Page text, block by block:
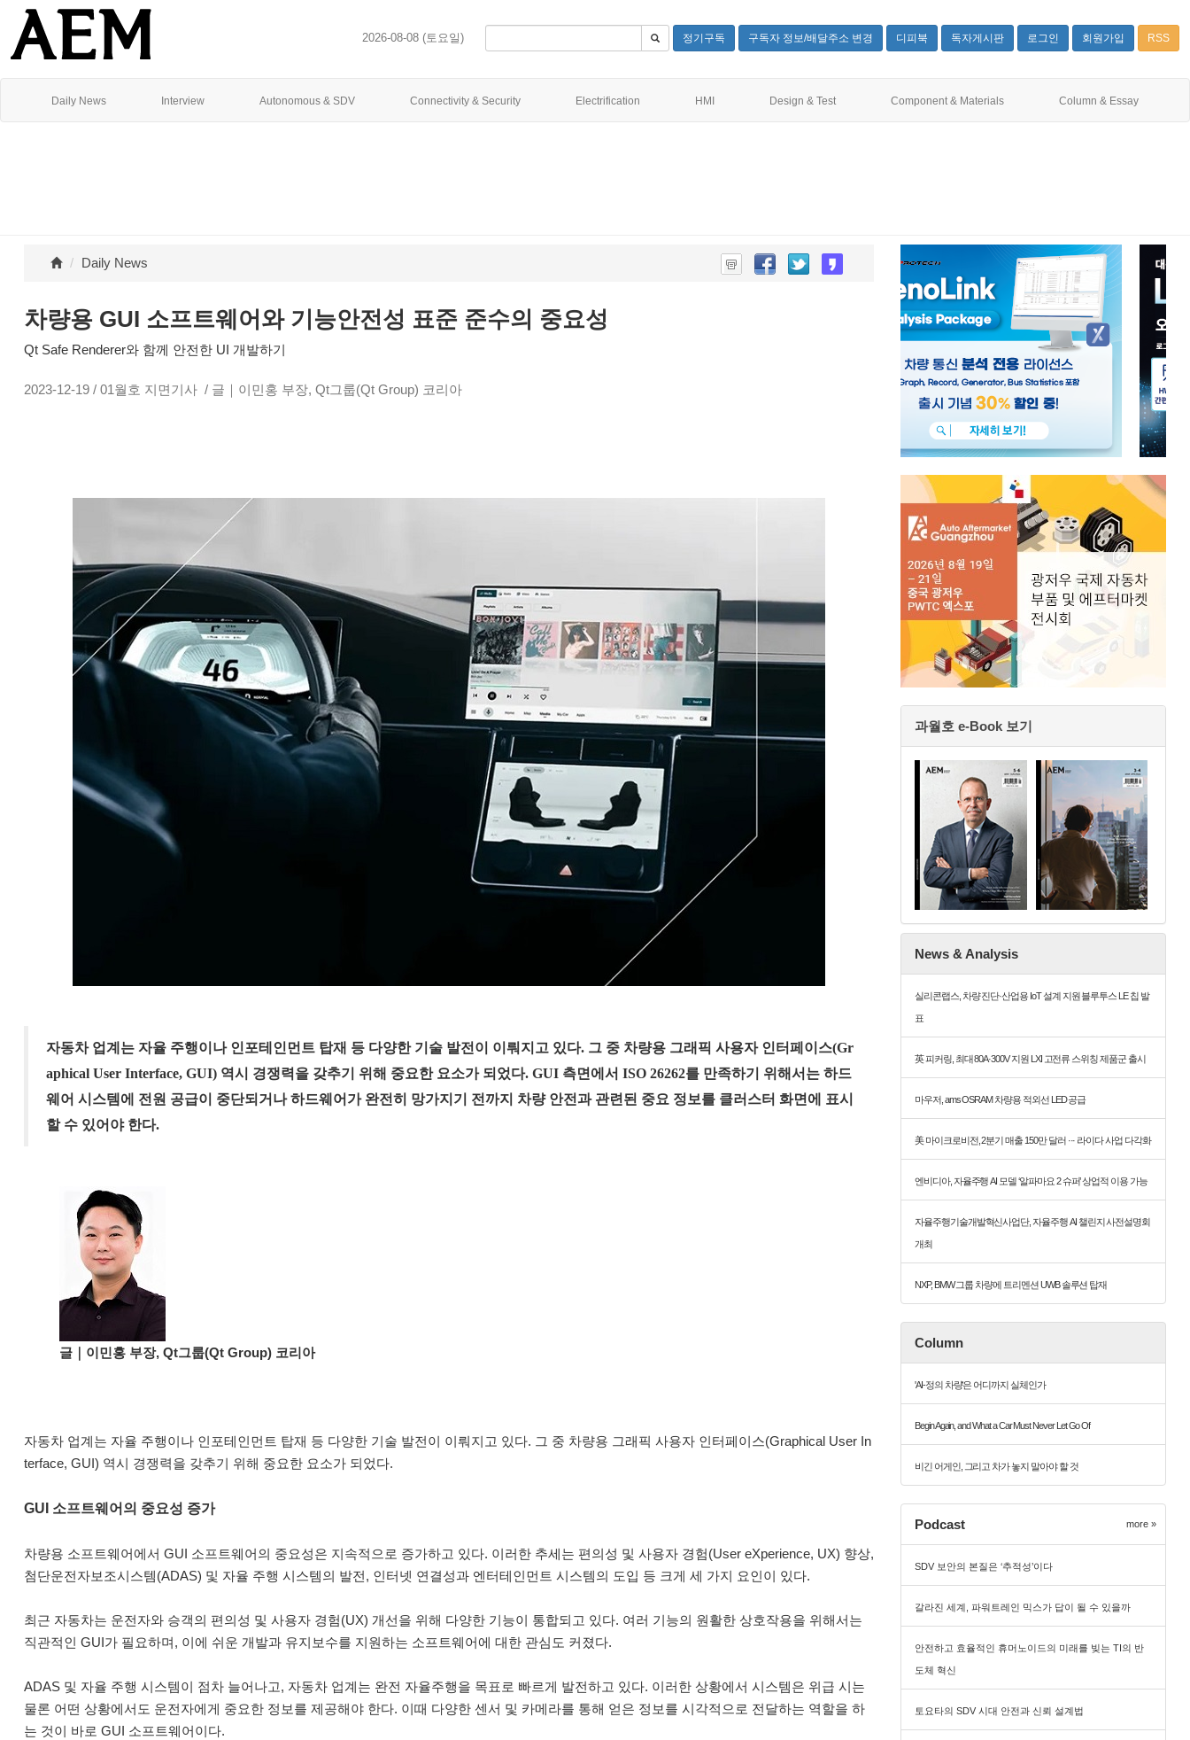
2026-08-08 (토요일) 정기구독 구독자 정보/배달주소 변경 디피북 독자게시판 로그인 회원가입 RSS
Daily News Interview Autonomous & SDV Connectivity & Security Electrification HMI Design & Test Component & Materials Column & Essay
Daily News
차량용 GUI 소프트웨어와 기능안전성 표준 준수의 중요성
Qt Safe Renderer와 함께 안전한 UI 개발하기
2023-12-19 / 01월호 지면기사 / 글｜이민홍 부장, Qt그룹(Qt Group) 코리아
자동차 업계는 자율 주행이나 인포테인먼트 탑재 등 다양한 기술 발전이 이뤄지고 있다. 그 중 차량용 그래픽 사용자 인터페이스(Gr
aphical User Interface, GUI) 역시 경쟁력을 갖추기 위해 중요한 요소가 되었다. GUI 측면에서 ISO 26262를 만족하기 위해서는 하드
웨어 시스템에 전원 공급이 중단되거나 하드웨어가 완전히 망가지기 전까지 차량 안전과 관련된 중요 정보를 클러스터 화면에 표시
할 수 있어야 한다.
글｜이민홍 부장, Qt그룹(Qt Group) 코리아
자동차 업계는 자율 주행이나 인포테인먼트 탑재 등 다양한 기술 발전이 이뤄지고 있다. 그 중 차량용 그래픽 사용자 인터페이스(Graphical User In
terface, GUI) 역시 경쟁력을 갖추기 위해 중요한 요소가 되었다.
GUI 소프트웨어의 중요성 증가
차량용 소프트웨어에서 GUI 소프트웨어의 중요성은 지속적으로 증가하고 있다. 이러한 추세는 편의성 및 사용자 경험(User eXperience, UX) 향상,
첨단운전자보조시스템(ADAS) 및 자율 주행 시스템의 발전, 인터넷 연결성과 엔터테인먼트 시스템의 도입 등 크게 세 가지 요인이 있다.
최근 자동차는 운전자와 승객의 편의성 및 사용자 경험(UX) 개선을 위해 다양한 기능이 통합되고 있다. 여러 기능의 원활한 상호작용을 위해서는
직관적인 GUI가 필요하며, 이에 쉬운 개발과 유지보수를 지원하는 소프트웨어에 대한 관심도 커졌다.
ADAS 및 자율 주행 시스템이 점차 늘어나고, 자동차 업계는 완전 자율주행을 목표로 빠르게 발전하고 있다. 이러한 상황에서 시스템은 위급 시는
물론 어떤 상황에서도 운전자에게 중요한 정보를 제공해야 한다. 이때 다양한 센서 및 카메라를 통해 얻은 정보를 시각적으로 전달하는 역할을 하
는 것이 바로 GUI 소프트웨어이다.
과월호 e-Book 보기
News & Analysis
실리콘랩스, 차량 진단·산업용 IoT 설계 지원 블루투스 LE 칩 발
표
英 피커링, 최대 80A·300V 지원 LXI 고전류 스위칭 제품군 출시
마우저, ams OSRAM 차량용 적외선 LED 공급
美 마이크로비전, 2분기 매출 150만 달러 ··· 라이다 사업 다각화
엔비디아, 자율주행 AI 모델 ‘알파마요 2 슈퍼’ 상업적 이용 가능
자율주행기술개발혁신사업단, 자율주행 AI 챌린지 사전설명회
개최
NXP, BMW 그룹 차량에 트리멘션 UWB 솔루션 탑재
Column
'AI-정의 차량'은 어디까지 실체인가
Begin Again, and What a Car Must Never Let Go Of
비긴 어게인, 그리고 차가 놓지 말아야 할 것
Podcast more »
SDV 보안의 본질은 ‘추적성’이다
갈라진 세계, 파워트레인 믹스가 답이 될 수 있을까
안전하고 효율적인 휴머노이드의 미래를 빚는 TI의 반
도체 혁신
토요타의 SDV 시대 안전과 신뢰 설계법